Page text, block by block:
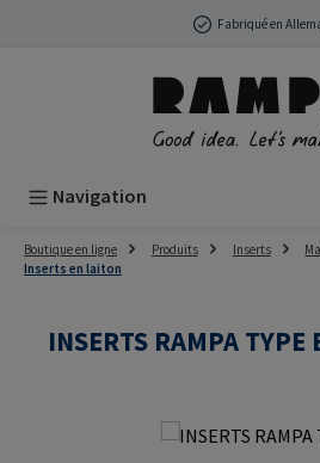
Passer au contenu principalFabriqué en
Navigation
Boutique en ligne Produits Inserts
Inserts en laiton
INSERTS RAMPA TYPE
Ignorer la galerie d'images